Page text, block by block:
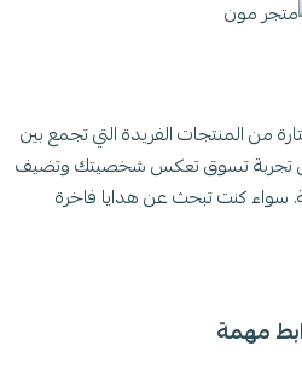
مهمة
المنتجات الفريدة التي تجمع بين
كل تجربة تسوق تعكس شخصيتك وتضيف
سواء كنت تبحث عن هدايا فاخرة